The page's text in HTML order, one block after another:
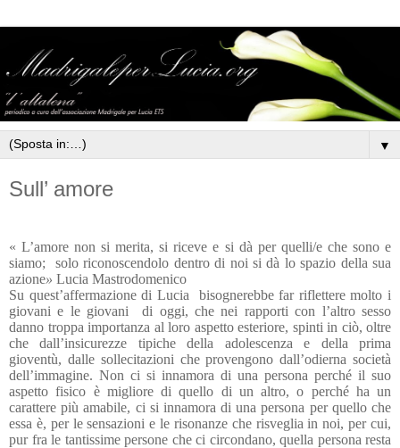
▼
Sull’ amore
« L’amore non si merita, si riceve e si dà per quelli/e che sono e
siamo;
solo riconoscendolo dentro di noi si dà lo spazio della sua
azione» Lucia Mastrodomenico
Su quest’affermazione di Lucia
bisognerebbe far riflettere molto i
giovani e le giovani
di oggi, che nei rapporti con l’altro sesso
danno troppa importanza al loro aspetto esteriore, spinti in ciò, oltre
che dall’insicurezze tipiche della adolescenza e della prima
gioventù, dalle sollecitazioni che provengono dall’odierna società
dell’immagine. Non ci si innamora di una persona perché il suo
aspetto fisico è migliore di quello di un altro, o perché ha un
carattere più amabile, ci si innamora di una persona per quello che
essa è, per le sensazioni e le risonanze che risveglia in noi, per cui,
pur fra le tantissime persone che ci circondano, quella persona resta